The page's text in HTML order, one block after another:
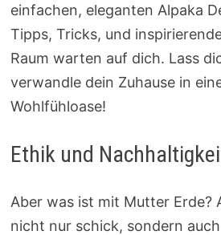
einfachen, eleganten Alpaka
Tipps, Tricks, und
Raum warten auf dich. Lass
verwandle dein Zuhause in
Wohlfühloase!
Ethik und
Aber was ist mit Mutter Erde?
nicht nur schick, sondern